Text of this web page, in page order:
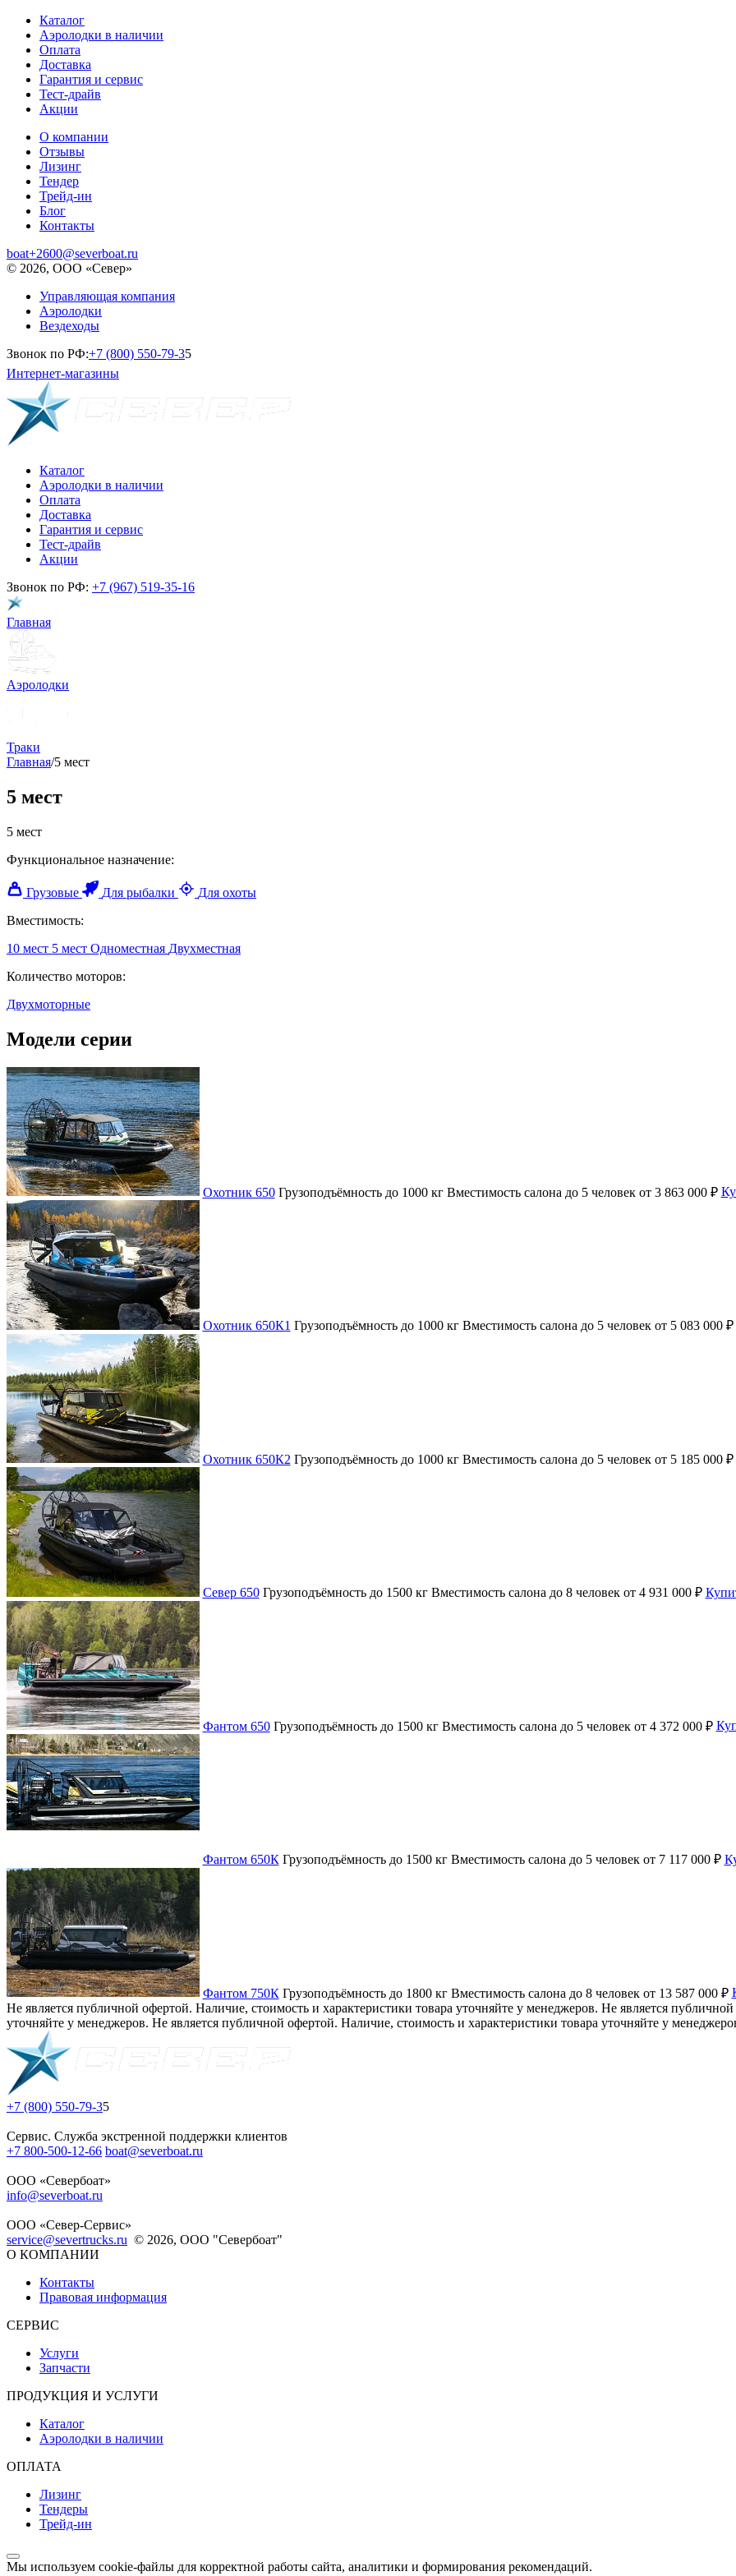
Каталог
Аэролодки в наличии
Оплата
Доставка
Гарантия и сервис
Тест-драйв
Акции
О компании
Отзывы
Лизинг
Тендер
Трейд-ин
Блог
Контакты
boat+2600@severboat.ru
© 2026, ООО «Север»
Управляющая компания
Аэролодки
Вездеходы
Звонок по РФ:+7 (800) 550-79-35
Интернет-магазины
Каталог
Аэролодки в наличии
Оплата
Доставка
Гарантия и сервис
Тест-драйв
Акции
Звонок по РФ: +7 (967) 519-35-16
Главная
Аэролодки
Траки
Главная/5 мест
5 мест
5 мест
Функциональное назначение:
Грузовые Для рыбалки
Для охоты
Вместимость:
10 мест 5 мест Одноместная Двухместная
Количество моторов:
Двухмоторные
Модели серии
Охотник 650 Грузоподъёмность до 1000 кг Вместимость салона до 5 человек от 3 863 000 ₽
Охотник 650К1 Грузоподъёмность до 1000 кг Вместимость салона до 5 человек от 5 083 000 ₽
Охотник 650К2 Грузоподъёмность до 1000 кг Вместимость салона до 5 человек от 5 185 000 ₽
Север 650 Грузоподъёмность до 1500 кг Вместимость салона до 8 человек от 4 931 000 ₽
Фантом 650 Грузоподъёмность до 1500 кг Вместимость салона до 5 человек от 4 372 000 ₽
Фантом 650К Грузоподъёмность до 1500 кг Вместимость салона до 5 человек от 7 117 000 ₽
Фантом 750К Грузоподъёмность до 1800 кг Вместимость салона до 8 человек от 13 587 000 ₽
Не является публичной офертой. Наличие, стоимость и характеристики товара уточняйте у менеджеров. Не является
уточняйте у менеджеров. Не является публичной офертой. Наличие, стоимость и характеристики товара уточняйте у
+7 (800) 550-79-35
Сервис. Служба экстренной поддержки клиентов
+7 800-500-12-66 boat@severboat.ru
ООО «Севербоат»
info@severboat.ru
ООО «Север-Сервис»
service@severtrucks.ru © 2026, ООО "Севербоат"
О КОМПАНИИ
Контакты
Правовая информация
СЕРВИС
Услуги
Запчасти
ПРОДУКЦИЯ И УСЛУГИ
Каталог
Аэролодки в наличии
ОПЛАТА
Лизинг
Тендеры
Трейд-ин
Мы используем cookie-файлы для корректной работы сайта, аналитики и формирования рекомендаций.